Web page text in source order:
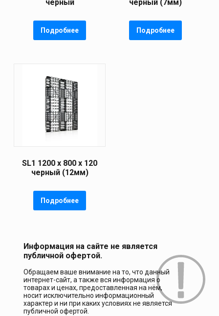
черный
Подробнее
черный (7мм)
Подробнее
SL1 1200 х 800 х 120
черный (12мм)
Подробнее
Информация на сайте не является
публичной офертой.
Обращаем ваше внимание на то, что данный
интернет-сайт, а также вся информация о
товарах и ценах, предоставленная на нём,
носит исключительно информационный
характер и ни при каких условиях не является
публичной офертой.